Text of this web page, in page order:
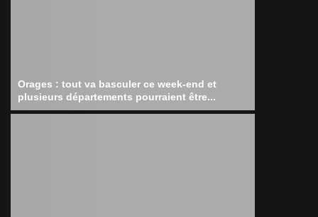
Orages : tout va basculer ce week-end et
plusieurs départements pourraient être...